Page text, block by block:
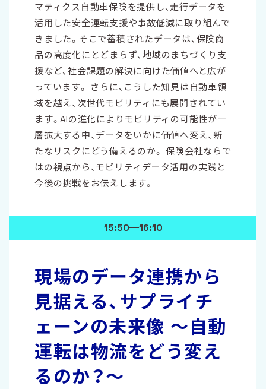
マティクス自動車保険を提供し、走行データを
活用した安全運転支援や事故低減に取り組んで
きました。そこで蓄積されたデータは、保険商
品の高度化にとどまらず、地域のまちづくり支
援など、社会課題の解決に向けた価値へと広が
っています。 さらに、こうした知見は自動車領
域を越え、次世代モビリティにも展開されてい
ます。AIの進化によりモビリティの可能性が一
層拡大する中、データをいかに価値へ変え、新
たなリスクにどう備えるのか。 保険会社ならで
はの視点から、モビリティデータ活用の実践と
今後の挑戦をお伝えします。
15:50 16:10
現場のデータ連携から
見据える、サプライチ
ェーンの未来像 〜自動
運転は物流をどう変え
るのか？〜